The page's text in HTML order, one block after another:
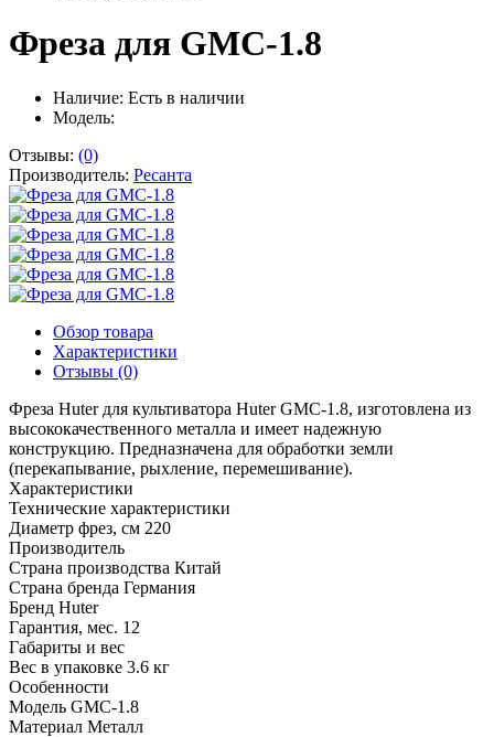
Фреза для GMC-1.8
Наличие: Есть в наличии
Модель:
Отзывы: (0)
Производитель: Ресанта
Обзор товара
Характеристики
Отзывы (0)
Фреза Huter для культиватора Huter GMC-1.8, изготовлена из
высококачественного металла и имеет надежную
конструкцию. Предназначена для обработки земли
(перекапывание, рыхление, перемешивание).
Характеристики
Технические характеристики
Диаметр фрез, см 220
Производитель
Страна производства Китай
Страна бренда Германия
Бренд Huter
Гарантия, мес. 12
Габариты и вес
Вес в упаковке 3.6 кг
Особенности
Модель GMC-1.8
Материал Металл